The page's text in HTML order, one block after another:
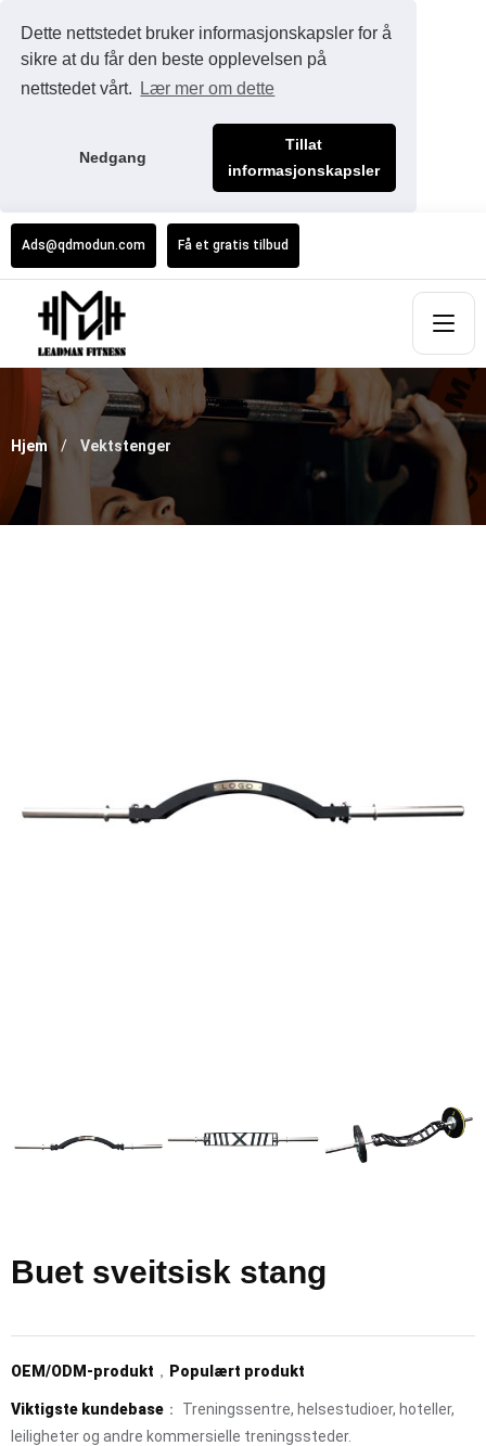
Dette nettstedet bruker informasjonskapsler for å
sikre at du får den beste opplevelsen på
nettstedet vårt.
Lær mer om dette
Nedgang
Tillat
informasjonskapsler
Ads@qdmodun.com Få et gratis tilbud
Hjem Vektstenger
Buet sveitsisk stang
OEM/ODM-produkt ， Populært produkt
Viktigste kundebase ： Treningssentre, helsestudioer, hoteller,
leiligheter og andre kommersielle treningssteder.